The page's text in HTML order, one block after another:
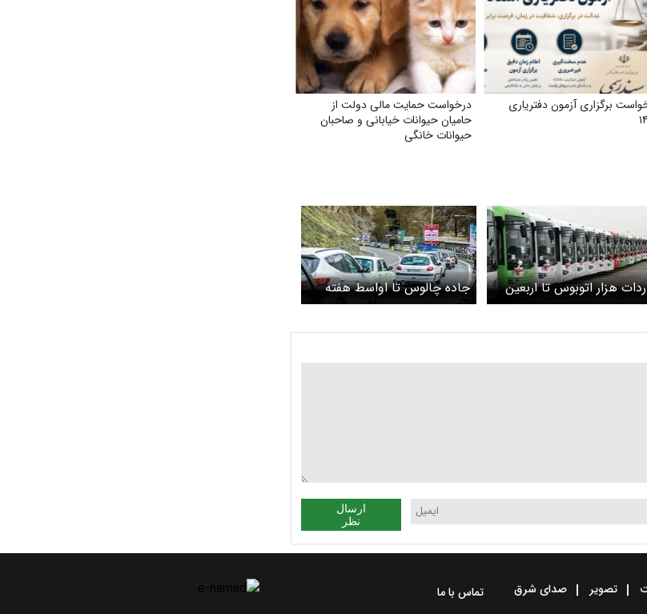
برگزاری آزمون دفتریاری
درخواست حمایت مالی دولت از
حامیان حیوانات خیابانی و صاحبان
حیوانات خانگی
هزار اتوبوس تا اربعین
کشور
جاده چالوس تا اواسط هفته
بازگشایی می‌شود
ارسال
نظر
تصویر صدای شرق
تماس با ما